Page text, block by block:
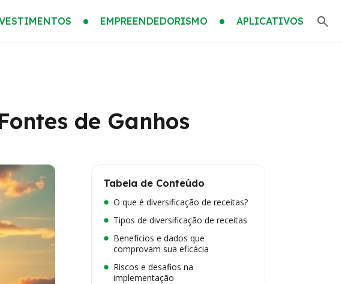
EMPREENDEDORISMO APLICATIVOS
de Ganhos
Tabela de Conteúdo
O que é diversificação de receitas?
Tipos de diversificação de receitas
Benefícios e dados que
comprovam sua eficácia
Riscos e desafios na
implementação